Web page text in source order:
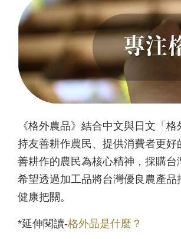
《格外農品》結合中文與日文「
持友善耕作農民、提供消費者更
善耕作的農民為核心精神，採購
希望透過加工品將台灣優良農產
健康把關。
*延伸閱讀-格外品是什麼？